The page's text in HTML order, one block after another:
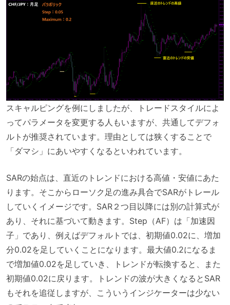
スキャルピングを例にしましたが、トレードスタイルによ
ってパラメータを変更する人もいますが、共通してデフォ
ルトが推奨されています。理由としては狭くすることで
「ダマシ」にあいやすくなるといわれています。
SARの始点は、直近のトレンドにおける高値・安値にあた
ります。そこからローソク足の進み具合でSARがトレール
していくイメージです。SAR２つ目以降には別の計算式が
あり、それに基づいて動きます。Step（AF）は「加速因
子」であり、例えばデフォルトでは、初期値0.02に、増加
分0.02を足していくことになります。最大値0.2になるま
で増加値0.02を足していき、トレンドが転換すると、また
初期値0.02に戻ります。トレンドの波が大きくなるとSAR
もそれを追従しますが、こういうインジケーターは少ない